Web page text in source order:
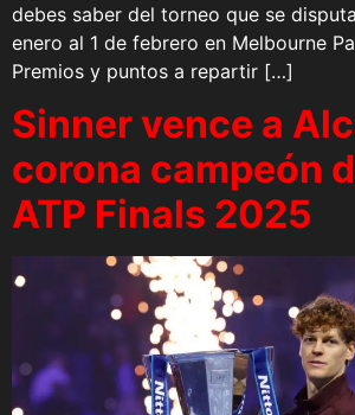
debes saber del torneo que se
enero al 1 de febrero en Melbourne
Premios y puntos a repartir […]
Sinner vence a
corona campeón
ATP Finals 2025